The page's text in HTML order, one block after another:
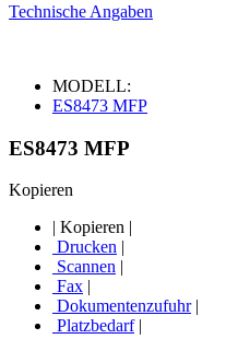
Technische Angaben
MODELL:
ES8473 MFP
ES8473 MFP
Kopieren
| Kopieren |
Drucken |
Scannen |
Fax |
Dokumentenzufuhr|
Platzbedarf|